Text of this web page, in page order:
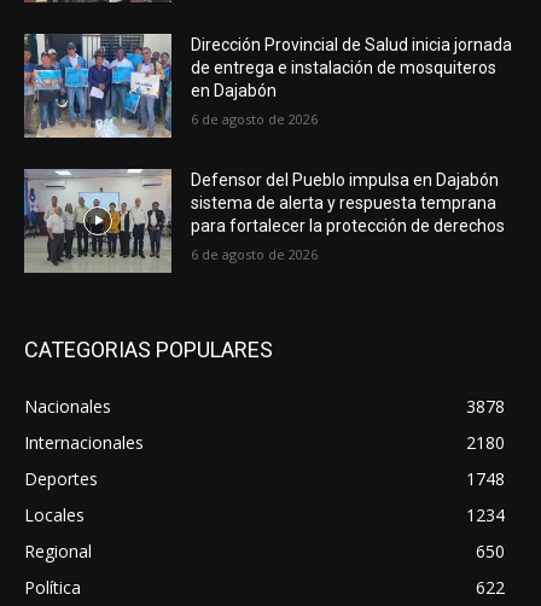
Dirección Provincial de Salud inicia jornada
de entrega e instalación de mosquiteros
en Dajabón
6 de agosto de 2026
Defensor del Pueblo impulsa en Dajabón
sistema de alerta y respuesta temprana
para fortalecer la protección de derechos
6 de agosto de 2026
CATEGORIAS POPULARES
Nacionales
3878
Internacionales
2180
Deportes
1748
Locales
1234
Regional
650
Política
622